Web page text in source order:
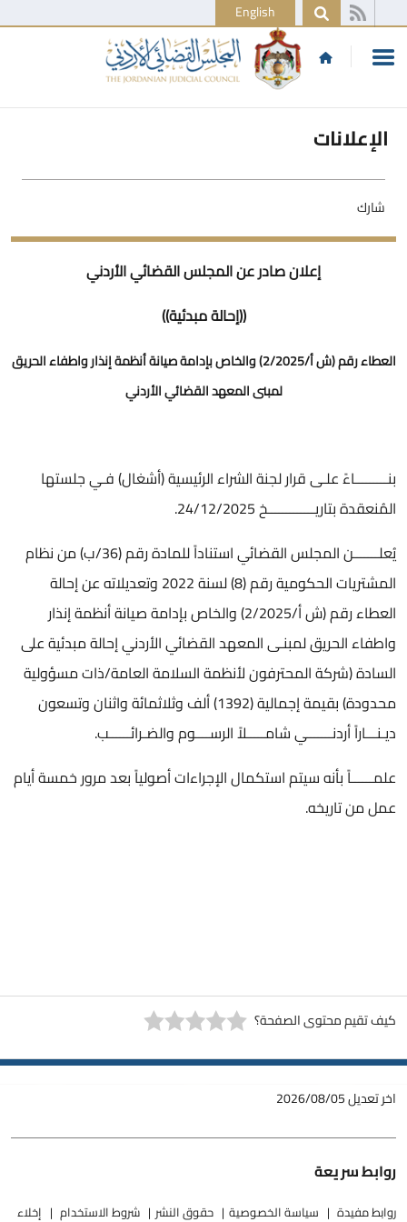
English
الإعلانات
شارك
إعلان صادر عن المجلس القضائي الأردني
((إحالة مبدئية))
العطاء رقم (ش أ/2/2025) والخاص بإدامة صيانة أنظمة إنذار واطفاء الحريق
لمبنى المعهد القضائي الأردني
بنـــــــــاءً علـى قرار لجنة الشراء الرئيسية (أشغال) فـي جلستها
المُنعقدة بتاريـــــــــــــخ 24/12/2025.
يُعلـــــــن المجلس القضائي استناداً للمادة رقم (36/ب) من نظام
المشتريات الحكومية رقم (8) لسنة 2022 وتعديلاته عن إحالة
العطاء رقم (ش أ/2/2025) والخاص بإدامة صيانة أنظمة إنذار
واطفاء الحريق لمبنـى المعهد القضائي الأردني إحالة مبدئية على
السادة (شركة المحترفون لأنظمة السلامة العامة/ذات مسؤولية
محدودة) بقيمة إجمالية (1392) ألف وثلاثمائة واثنان وتسعون
ديـنـــاراً أردنـــــــي شامـــــلاً الرســــوم والضـرائــــــب.
علمــــــاً بأنه سيتم استكمال الإجراءات أصولياً بعد مرور خمسة أيام
عمل من تاريخه.
كيف تقيم محتوى الصفحة؟
اخر تعديل2026/08/05
روابط سريعة
روابط مفيدة سياسة الخصوصية حقوق النشر شروط الاستخدام إخلاء